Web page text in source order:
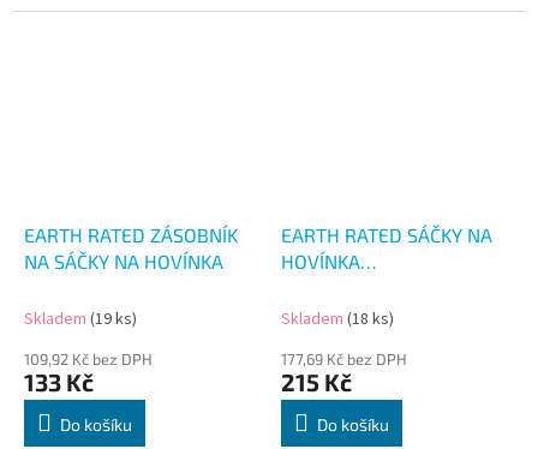
EARTH RATED ZÁSOBNÍK
NA SÁČKY NA HOVÍNKA
Skladem (19 ks)
109,92 Kč bez DPH
133 Kč
Do košíku
EARTH RATED SÁČKY NA
HOVÍNKA
Skladem (18 ks)
177,69 Kč bez DPH
215 Kč
Do košíku